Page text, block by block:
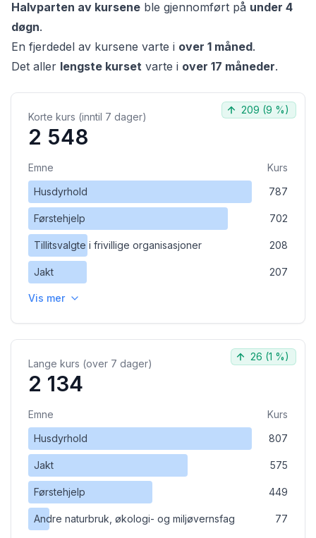
Halvparten av kursene ble gjennomført på under 4
døgn.
En fjerdedel av kursene varte i over 1 måned.
Det aller lengste kurset varte i over 17 måneder.
Korte kurs (inntil 7 dager)
209 (9 %)
2 548
Emne
Kurs
Husdyrhold
Førstehjelp
Tillitsvalgte i frivillige organisasjoner
Jakt
787
702
208
207
Vis mer
Lange kurs (over 7 dager)
26 (1 %)
2 134
Emne
Kurs
Husdyrhold
Jakt
Førstehjelp
Andre naturbruk, økologi- og miljøvernsfag
807
575
449
77